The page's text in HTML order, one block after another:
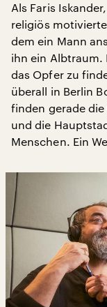
Als Faris
religiös
dem ein Mann
ihn ein Albtraum.
das Opfer zu
überall in Berlin
finden gerade
und die
Menschen. Ein